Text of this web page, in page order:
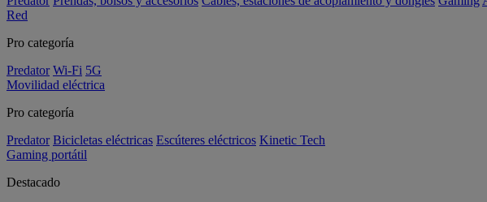
Red
Pro categoría
Predator Wi-Fi 5G
Movilidad eléctrica
Pro categoría
Predator Bicicletas eléctricas Escúteres eléctricos Kinetic Tech
Gaming portátil
Destacado